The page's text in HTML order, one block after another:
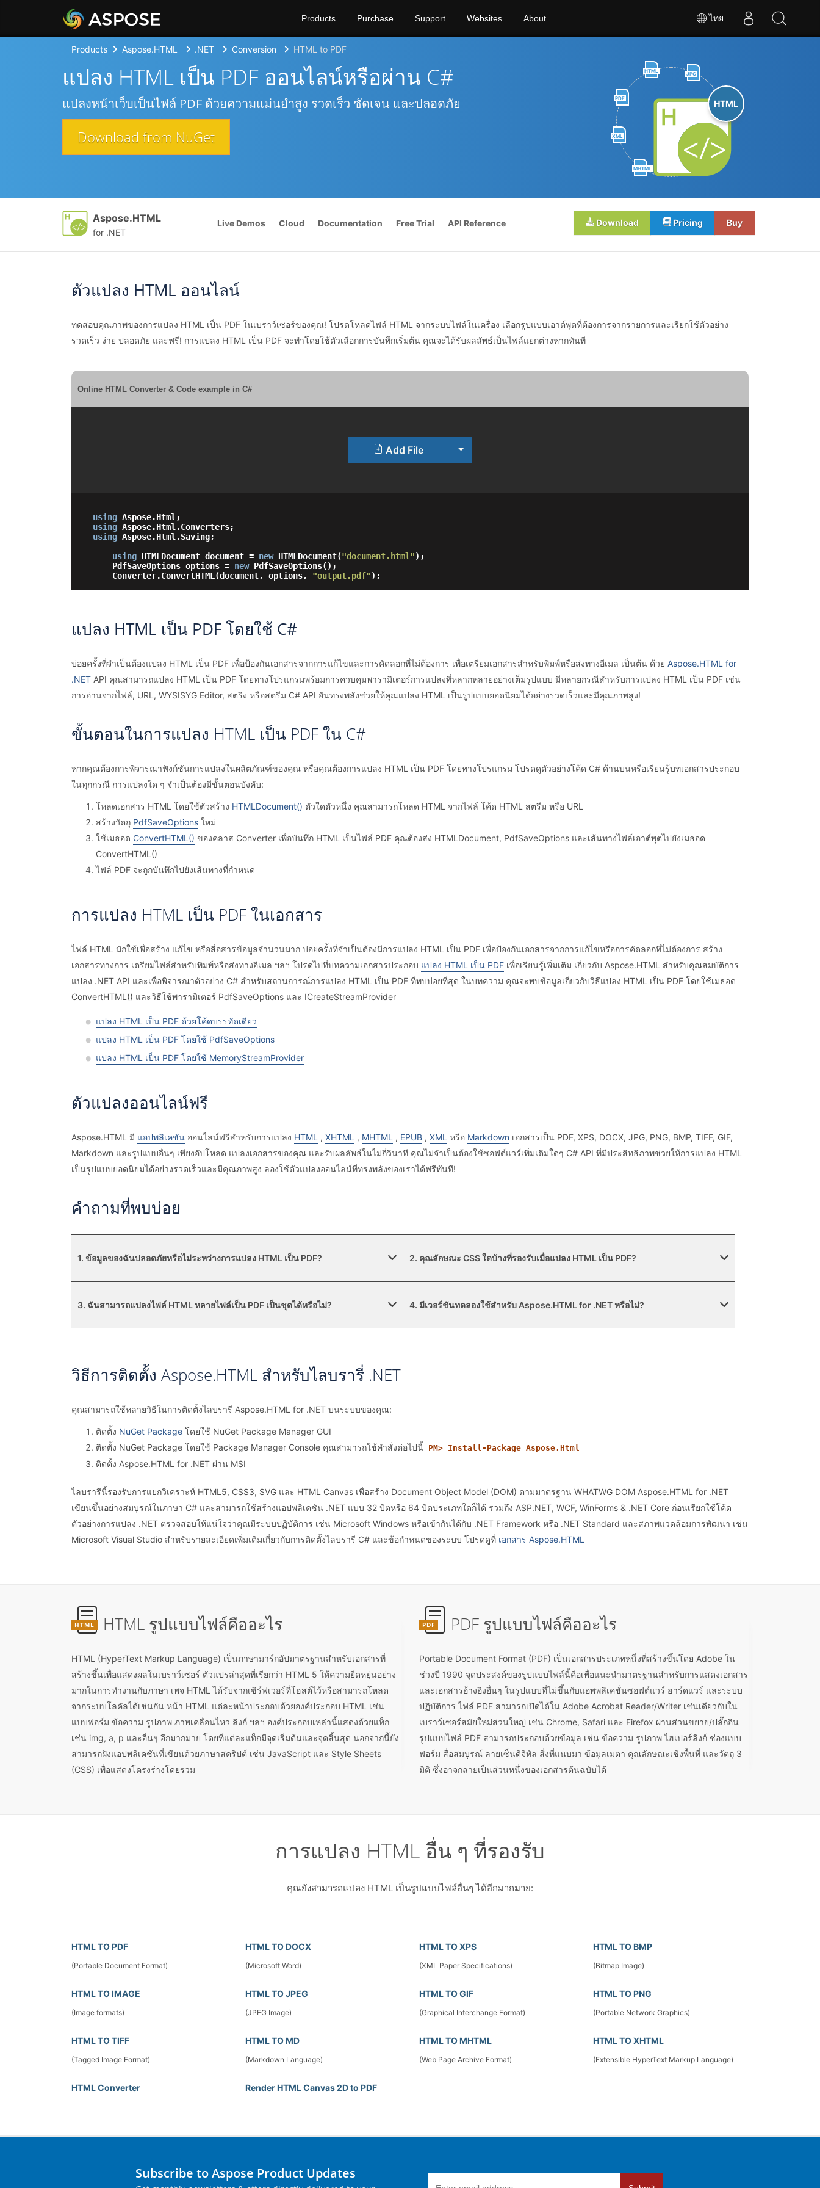
ไทย
Products Purchase Support Websites About
Products Aspose.HTML .NET Conversion HTML to PDF
HTML
JPG
PDF
XML
MHTML
HTML
แปลง HTML เป็น PDF ออนไลน์หรือผ่าน C#
แปลงหน้าเว็บเป็นไฟล์ PDF ด้วยความแม่นยำสูง รวดเร็ว ชัดเจน และปลอดภัย
Download from NuGet
Aspose.HTML
for .NET
Live Demos Cloud Documentation Free Trial API Reference Download Pricing Buy
ตัวแปลง HTML ออนไลน์
ทดสอบคุณภาพของการแปลง HTML เป็น PDF ในเบราว์เซอร์ของคุณ! โปรดโหลดไฟล์ HTML จากระบบไฟล์ในเครื่อง เลือกรูปแบบเอาต์พุตที่ต้องการจากรายการและเรียกใช้ตัวอย่าง
รวดเร็ว ง่าย ปลอดภัย และฟรี! การแปลง HTML เป็น PDF จะทำโดยใช้ตัวเลือกการบันทึกเริ่มต้น คุณจะได้รับผลลัพธ์เป็นไฟล์แยกต่างหากทันที
Online HTML Converter & Code example in C#
Add File Toggle Dropdown
using
using
using Aspose.Html.Saving;
using HTMLDocument document = new HTMLDocument("document.html");
    PdfSaveOptions options =
new PdfSaveOptions();
    Converter.ConvertHTML(document, options,
"output.pdf"
แปลง HTML เป็น PDF โดยใช้ C#
บ่อยครั้งที่จำเป็นต้องแปลง HTML เป็น PDF เพื่อป้องกันเอกสารจากการแก้ไขและการคัดลอกที่ไม่ต้องการ เพื่อเตรียมเอกสารสำหรับพิมพ์หรือส่งทางอีเมล เป็นต้น ด้วย Aspose.HTML for
.NET API คุณสามารถแปลง HTML เป็น PDF โดยทางโปรแกรมพร้อมการควบคุมพารามิเตอร์การแปลงที่หลากหลายอย่างเต็มรูปแบบ มีหลายกรณีสำหรับการแปลง HTML เป็น PDF เช่น
การอ่านจากไฟล์, URL, WYSISYG Editor, สตริง หรือสตรีม C# API อันทรงพลังช่วยให้คุณแปลง HTML เป็นรูปแบบยอดนิยมได้อย่างรวดเร็วและมีคุณภาพสูง!
ขั้นตอนในการแปลง HTML เป็น PDF ใน C#
หากคุณต้องการพิจารณาฟังก์ชันการแปลงในผลิตภัณฑ์ของคุณ หรือคุณต้องการแปลง HTML เป็น PDF โดยทางโปรแกรม โปรดดูตัวอย่างโค้ด C# ด้านบนหรือเรียนรู้บทเอกสารประกอบ
ในทุกกรณี การแปลงใด ๆ จำเป็นต้องมีขั้นตอนบังคับ:
โหลดเอกสาร HTML โดยใช้ตัวสร้าง HTMLDocument() ตัวใดตัวหนึ่ง คุณสามารถโหลด HTML จากไฟล์ โค้ด HTML สตรีม หรือ URL
สร้างวัตถุ PdfSaveOptions ใหม่
ใช้เมธอด ConvertHTML() ของคลาส Converter เพื่อบันทึก HTML เป็นไฟล์ PDF คุณต้องส่ง HTMLDocument, PdfSaveOptions และเส้นทางไฟล์เอาต์พุตไปยังเมธอด
ConvertHTML()
ไฟล์ PDF จะถูกบันทึกไปยังเส้นทางที่กำหนด
การแปลง HTML เป็น PDF ในเอกสาร
ไฟล์ HTML มักใช้เพื่อสร้าง แก้ไข หรือสื่อสารข้อมูลจำนวนมาก บ่อยครั้งที่จำเป็นต้องมีการแปลง HTML เป็น PDF เพื่อป้องกันเอกสารจากการแก้ไขหรือการคัดลอกที่ไม่ต้องการ สร้าง
เอกสารทางการ เตรียมไฟล์สำหรับพิมพ์หรือส่งทางอีเมล ฯลฯ โปรดไปที่บทความเอกสารประกอบ แปลง HTML เป็น PDF เพื่อเรียนรู้เพิ่มเติม เกี่ยวกับ Aspose.HTML สำหรับคุณสมบัติการ
แปลง .NET API และเพื่อพิจารณาตัวอย่าง C# สำหรับสถานการณ์การแปลง HTML เป็น PDF ที่พบบ่อยที่สุด ในบทความ คุณจะพบข้อมูลเกี่ยวกับวิธีแปลง HTML เป็น PDF โดยใช้เมธอด
ConvertHTML() และวิธีใช้พารามิเตอร์ PdfSaveOptions และ ICreateStreamProvider
แปลง HTML เป็น PDF ด้วยโค้ดบรรทัดเดียว
แปลง HTML เป็น PDF โดยใช้ PdfSaveOptions
แปลง HTML เป็น PDF โดยใช้ MemoryStreamProvider
ตัวแปลงออนไลน์ฟรี
Aspose.HTML มี แอปพลิเคชัน ออนไลน์ฟรีสำหรับการแปลง HTML , XHTML , MHTML , EPUB , XML หรือ Markdown เอกสารเป็น PDF, XPS, DOCX, JPG, PNG, BMP, TIFF, GIF,
Markdown และรูปแบบอื่นๆ เพียงอัปโหลด แปลงเอกสารของคุณ และรับผลลัพธ์ในไม่กี่วินาที คุณไม่จำเป็นต้องใช้ซอฟต์แวร์เพิ่มเติมใดๆ C# API ที่มีประสิทธิภาพช่วยให้การแปลง HTML
เป็นรูปแบบยอดนิยมได้อย่างรวดเร็วและมีคุณภาพสูง ลองใช้ตัวแปลงออนไลน์ที่ทรงพลังของเราได้ฟรีทันที!
คำถามที่พบบ่อย
1. ข้อมูลของฉันปลอดภัยหรือไม่ระหว่างการแปลง HTML เป็น PDF? 2. คุณลักษณะ CSS ใดบ้างที่รองรับเมื่อแปลง HTML เป็น PDF?
3. ฉันสามารถแปลงไฟล์ HTML หลายไฟล์เป็น PDF เป็นชุดได้หรือไม่? 4. มีเวอร์ชันทดลองใช้สำหรับ Aspose.HTML for .NET หรือไม่?
วิธีการติดตั้ง Aspose.HTML สำหรับไลบรารี่ .NET
คุณสามารถใช้หลายวิธีในการติดตั้งไลบรารี Aspose.HTML for .NET บนระบบของคุณ:
ติดตั้ง NuGet Package โดยใช้ NuGet Package Manager GUI
ติดตั้ง NuGet Package โดยใช้ Package Manager Console คุณสามารถใช้คำสั่งต่อไปนี้
PM> Install-Package Aspose.Html
ติดตั้ง Aspose.HTML for .NET ผ่าน MSI
ไลบรารีนี้รองรับการแยกวิเคราะห์ HTML5, CSS3, SVG และ HTML Canvas เพื่อสร้าง Document Object Model (DOM) ตามมาตรฐาน WHATWG DOM Aspose.HTML for .NET
เขียนขึ้นอย่างสมบูรณ์ในภาษา C# และสามารถใช้สร้างแอปพลิเคชัน .NET แบบ 32 บิตหรือ 64 บิตประเภทใดก็ได้ รวมถึง ASP.NET, WCF, WinForms & .NET Core ก่อนเรียกใช้โค้ด
ตัวอย่างการแปลง .NET ตรวจสอบให้แน่ใจว่าคุณมีระบบปฏิบัติการ เช่น Microsoft Windows หรือเข้ากันได้กับ .NET Framework หรือ .NET Standard และสภาพแวดล้อมการพัฒนา เช่น
Microsoft Visual Studio สำหรับรายละเอียดเพิ่มเติมเกี่ยวกับการติดตั้งไลบรารี C# และข้อกำหนดของระบบ โปรดดูที่ เอกสาร Aspose.HTML
HTML HTML รูปแบบไฟล์คืออะไร
HTML (HyperText Markup Language) เป็นภาษามาร์กอัปมาตรฐานสำหรับเอกสารที่
สร้างขึ้นเพื่อแสดงผลในเบราว์เซอร์ ตัวแปรล่าสุดที่เรียกว่า HTML 5 ให้ความยืดหยุ่นอย่าง
มากในการทำงานกับภาษา เพจ HTML ได้รับจากเซิร์ฟเวอร์ที่โฮสต์ไว้หรือสามารถโหลด
จากระบบโลคัลได้เช่นกัน หน้า HTML แต่ละหน้าประกอบด้วยองค์ประกอบ HTML เช่น
แบบฟอร์ม ข้อความ รูปภาพ ภาพเคลื่อนไหว ลิงก์ ฯลฯ องค์ประกอบเหล่านี้แสดงด้วยแท็ก
เช่น img, a, p และอื่นๆ อีกมากมาย โดยที่แต่ละแท็กมีจุดเริ่มต้นและจุดสิ้นสุด นอกจากนี้ยัง
สามารถฝังแอปพลิเคชันที่เขียนด้วยภาษาสคริปต์ เช่น JavaScript และ Style Sheets
(CSS) เพื่อแสดงโครงร่างโดยรวม
PDF PDF รูปแบบไฟล์คืออะไร
Portable Document Format (PDF) เป็นเอกสารประเภทหนึ่งที่สร้างขึ้นโดย Adobe ใน
ช่วงปี 1990 จุดประสงค์ของรูปแบบไฟล์นี้คือเพื่อแนะนำมาตรฐานสำหรับการแสดงเอกสาร
และเอกสารอ้างอิงอื่นๆ ในรูปแบบที่ไม่ขึ้นกับแอพพลิเคชั่นซอฟต์แวร์ ฮาร์ดแวร์ และระบบ
ปฏิบัติการ ไฟล์ PDF สามารถเปิดได้ใน Adobe Acrobat Reader/Writer เช่นเดียวกับใน
เบราว์เซอร์สมัยใหม่ส่วนใหญ่ เช่น Chrome, Safari และ Firefox ผ่านส่วนขยาย/ปลั๊กอิน
รูปแบบไฟล์ PDF สามารถประกอบด้วยข้อมูล เช่น ข้อความ รูปภาพ ไฮเปอร์ลิงก์ ช่องแบบ
ฟอร์ม สื่อสมบูรณ์ ลายเซ็นดิจิทัล สิ่งที่แนบมา ข้อมูลเมตา คุณลักษณะเชิงพื้นที่ และวัตถุ 3
มิติ ซึ่งอาจกลายเป็นส่วนหนึ่งของเอกสารต้นฉบับได้
การแปลง HTML อื่น ๆ ที่รองรับ
คุณยังสามารถแปลง HTML เป็นรูปแบบไฟล์อื่นๆ ได้อีกมากมาย:
HTML TO PDF
(Portable Document Format)
HTML TO DOCX
(Microsoft Word)
HTML TO XPS
(XML Paper Specifications)
HTML TO BMP
(Bitmap Image)
HTML TO IMAGE
(Image formats)
HTML TO JPEG
(JPEG Image)
HTML TO GIF
(Graphical Interchange Format)
HTML TO PNG
(Portable Network Graphics)
HTML TO TIFF
(Tagged Image Format)
HTML TO MD
(Markdown Language)
HTML TO MHTML
(Web Page Archive Format)
HTML TO XHTML
(Extensible HyperText Markup Language)
HTML Converter Render HTML Canvas 2D to PDF
Subscribe to Aspose Product Updates